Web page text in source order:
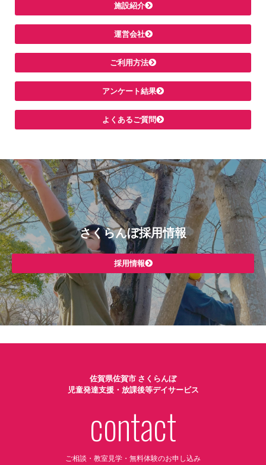
施設紹介
運営会社
ご利用方法
アンケート結果
よくあるご質問
さくらんぼ採用情報
採用情報
佐賀県佐賀市 さくらんぼ
児童発達支援・放課後等デイサービス
contact
ご相談・教室見学・無料体験のお申し込み